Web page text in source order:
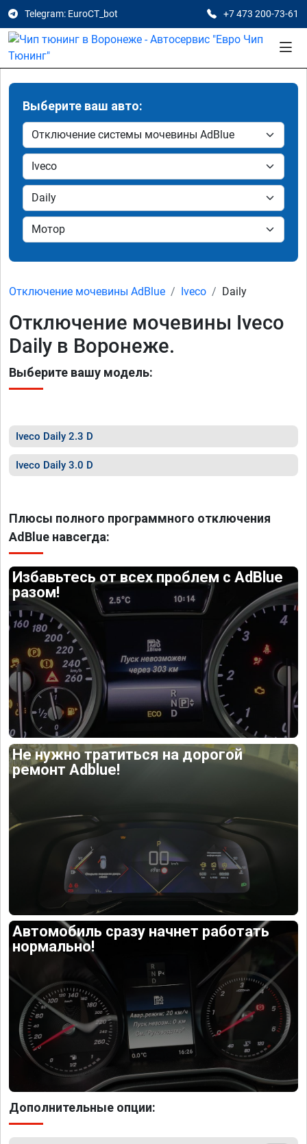
Telegram: EuroCT_bot +7 473 200-73-61
Выберите ваш авто:
Отключение мочевины AdBlue Iveco Daily
Отключение мочевины Iveco
Daily в Воронеже.
Выберите вашу модель:
Iveco Daily 2.3 D
Iveco Daily 3.0 D
Плюсы полного программного отключения
AdBlue навсегда:
Избавьтесь от всех проблем с AdBlue
разом!
Не нужно тратиться на дорогой
ремонт Adblue!
Автомобиль сразу начнет работать
нормально!
Дополнительные опции: